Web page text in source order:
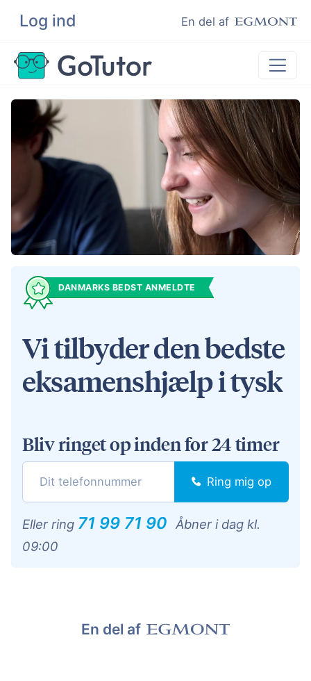
Log ind En del af
Søg
Lektiehjælp
Eksamenshjælp
Hjælp til ordblinde
Kundeudtalelser
Undervisere
DANMARKS BEDST ANMELDTE
Vi tilbyder den bedste
eksamenshjælp i tysk
Bliv ringet op inden for 24 timer
Ring mig op
Eller ring 71 99 71 90 Åbner i dag kl.
09:00
En del af